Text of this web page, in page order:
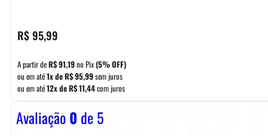
R$95,99
A partir deR$91,19no Pix(5% OFF)
ou em até1x deR$95,99sem juros
ou em até12x deR$11,44com juros
Avaliação0 de 5